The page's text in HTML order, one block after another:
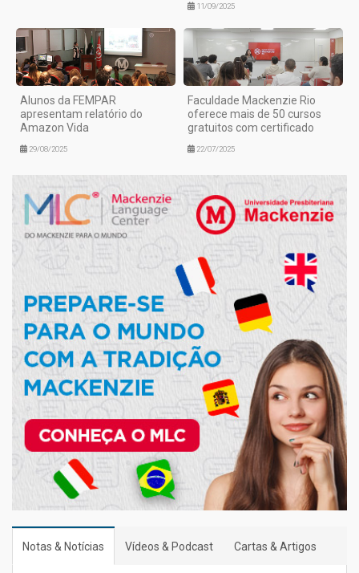
11/09/2025
Alunos da FEMPAR
apresentam relatório do
Amazon Vida
29/08/2025
Faculdade Mackenzie Rio
oferece mais de 50 cursos
gratuitos com certificado
22/07/2025
Notas & Notícias Vídeos & Podcast Cartas & Artigos